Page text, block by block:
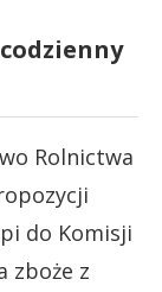
Rolnictwa
do Komisji
zboże z